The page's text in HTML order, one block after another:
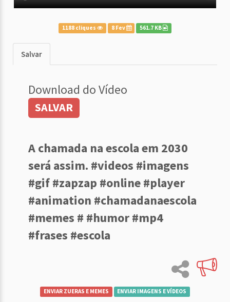
1188 cliques 8 Fev 561.7 KB
Salvar
Download do Vídeo
SALVAR
A chamada na escola em 2030
será assim. #videos #imagens
#gif #zapzap #online #player
#animation #chamadanaescola
#memes # #humor #mp4
#frases #escola
ENVIAR ZUERAS E MEMES ENVIAR IMAGENS E VÍDEOS